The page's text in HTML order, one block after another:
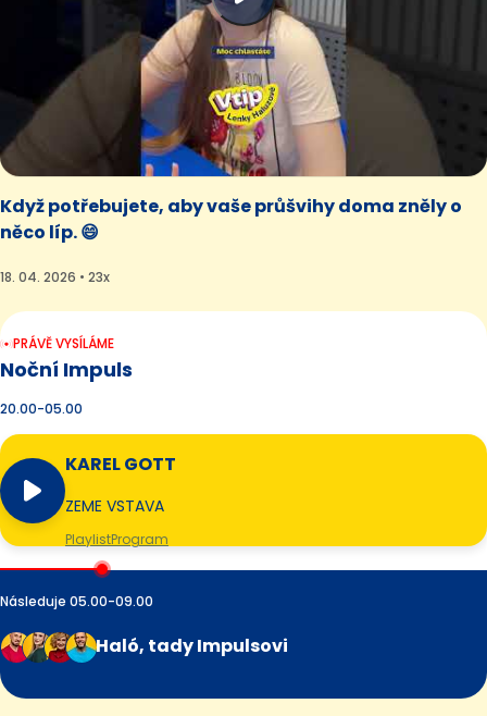
Když potřebujete, aby vaše průšvihy doma zněly o
něco líp. 😄
18. 04. 2026 • 23x
PRÁVĚ VYSÍLÁME
Noční Impuls
20.00-05.00
KAREL GOTT
ZEME VSTAVA
PlaylistProgram
Následuje 05.00-09.00
Haló, tady Impulsovi